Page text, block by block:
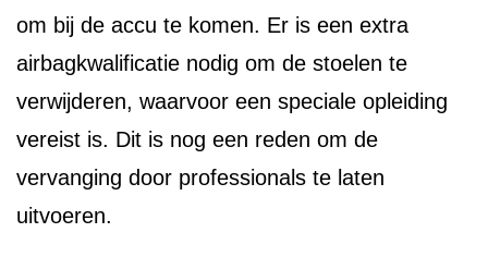
om bij de accu te komen. Er is een extra
airbagkwalificatie nodig om de stoelen te
verwijderen, waarvoor een speciale opleiding
vereist is. Dit is nog een reden om de
vervanging door professionals te laten
uitvoeren.